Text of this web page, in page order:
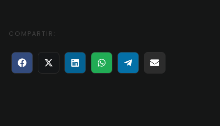
COMPARTIR:
Compartir
en
Compartir
en
Compartir
en
Compartir
en
Compartir
en
Compartir
en